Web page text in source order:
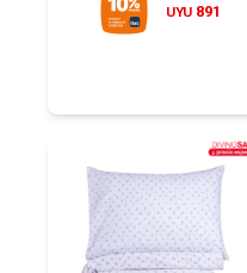
UYU 891